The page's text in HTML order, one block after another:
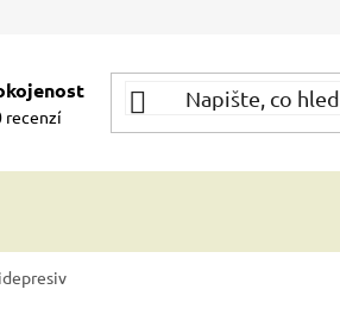
recenzí